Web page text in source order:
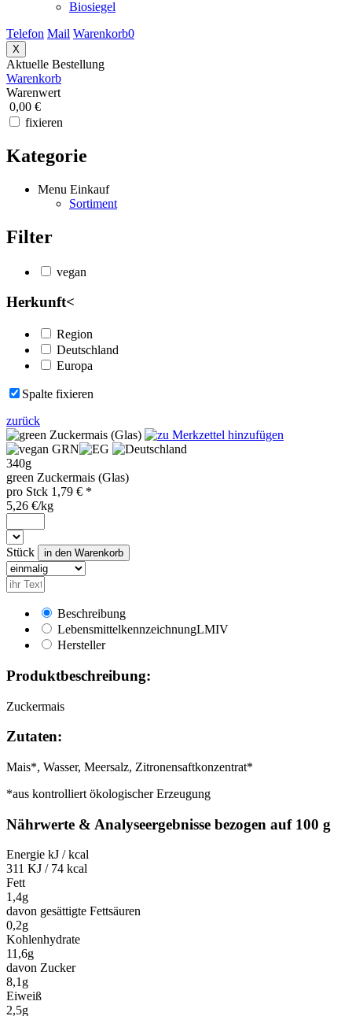
Biosiegel
Telefon Mail Warenkorb0
X
Aktuelle Bestellung
Warenkorb
Warenwert
0,00 €
fixieren
Kategorie
Menu Einkauf
Sortiment
Filter
vegan
Herkunft<
Region
Deutschland
Europa
Spalte fixieren
zurück
GRN
340g
green Zuckermais (Glas)
pro Stck 1,79 € *
5,26 €/kg
Stück
Beschreibung
LebensmittelkennzeichnungLMIV
Hersteller
Produktbeschreibung:
Zuckermais
Zutaten:
Mais*, Wasser, Meersalz, Zitronensaftkonzentrat*
*aus kontrolliert ökologischer Erzeugung
Nährwerte & Analyseergebnisse bezogen auf 100 g
Energie kJ / kcal
311 KJ / 74 kcal
Fett
1,4g
davon gesättigte Fettsäuren
0,2g
Kohlenhydrate
11,6g
davon Zucker
8,1g
Eiweiß
2,5g